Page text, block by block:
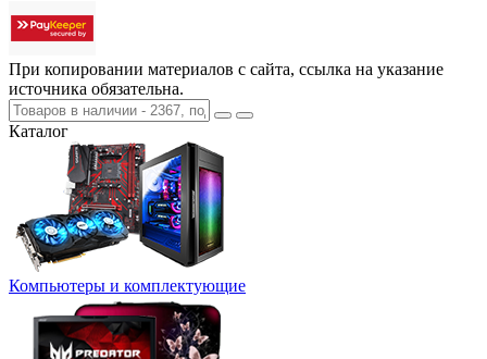
При копировании материалов с сайта, ссылка на указание
источника обязательна.
Каталог
Компьютеры и комплектующие